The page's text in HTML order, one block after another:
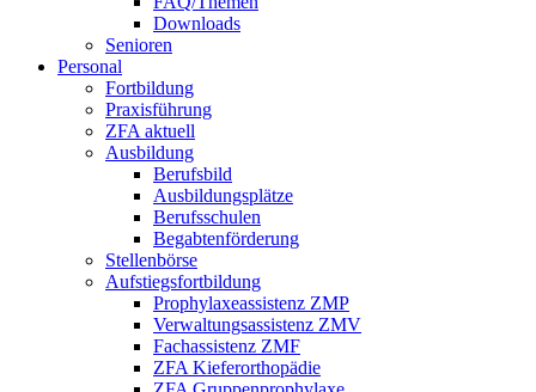
Downloads
Senioren
Personal
Fortbildung
Praxisführung
ZFA aktuell
Ausbildung
Berufsbild
Ausbildungsplätze
Berufsschulen
Begabtenförderung
Stellenbörse
Aufstiegsfortbildung
Prophylaxeassistenz ZMP
Verwaltungsassistenz ZMV
Fachassistenz ZMF
ZFA Kieferorthopädie